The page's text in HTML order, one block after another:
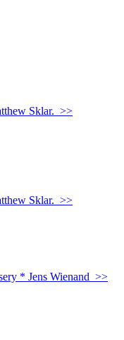
Sklar. >>
Sklar. >>
* Jens Wienand >>